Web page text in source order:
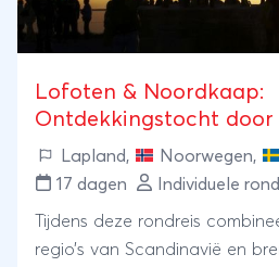
Malmö naar Travemünde Vervoer De overtochten
van Travemünde naar Malmö
Lofoten & Noordkaap:
Ontdekkingstocht door
Lapland, Noorwegen,
17 dagen
Individuele
Tijdens deze rondreis
regio’s van Scandinavië en